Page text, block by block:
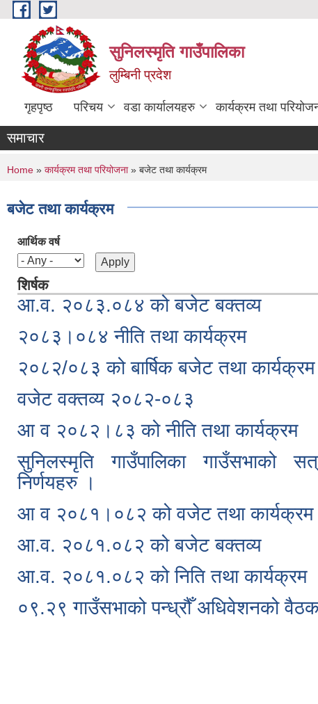
Skip to main content
सुनिलस्मृति गाउँपालिका
लुम्बिनी प्रदेश
गृहपृष्ठ परिचय वडा कार्यालयहरु कार्यक्रम तथा
समाचार
You are here
Home » कार्यक्रम तथा परियोजना» बजेट तथा कार्यक्रम
बजेट तथा कार्यक्रम
आर्थिक वर्ष
शिर्षक
आ.व. २०८३.०८४ को बजेट बक्तव्य
२०८३।०८४ नीति तथा कार्यक्रम
२०८२/०८३ को बार्षिक बजेट तथा
वजेट वक्तव्य २०८२-०८३
आ व २०८२।८३ को नीति तथा कार्यक्रम
सुनिलस्मृति गाउँपालिका गाउँसभाको
निर्णयहरु ।
आ व २०८१।०८२ को वजेट तथा कार्यक्रम
आ.व. २०८१.०८२ को बजेट बक्तव्य
आ.व. २०८१.०८२ को निति तथा कार्यक्रम
०९.२९ गाउँसभाको पन्ध्रौँ अधिवेशनको